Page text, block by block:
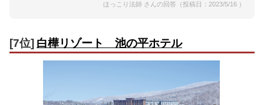
ほっこり法師 さんの回答（投稿日：2023/5/16 ）
[7位] 白樺リゾート 池の平ホテル